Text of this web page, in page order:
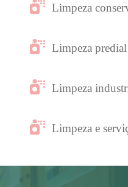
Limpeza
Limpeza
Limpeza
Limpeza e